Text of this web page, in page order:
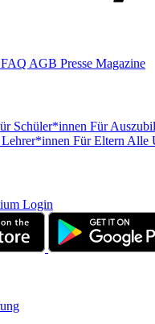
FAQ AGB Presse Magazine
Schüler*innen Für
Für Eltern Alle
Login